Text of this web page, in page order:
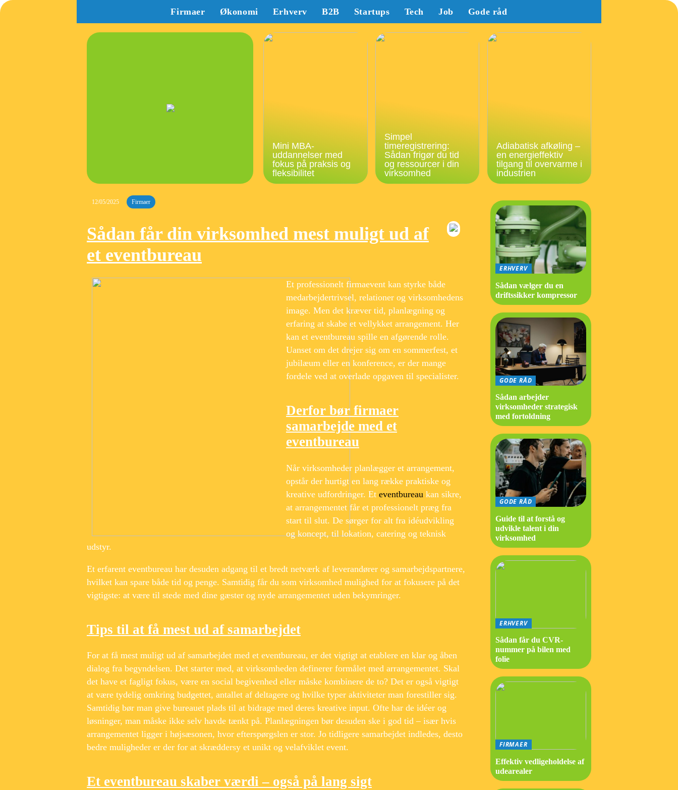
Firmaer Økonomi Erhverv B2B Startups Tech Job Gode råd
Mini MBA-
uddannelser med
fokus på praksis og
fleksibilitet
Simpel
timeregistrering:
Sådan frigør du tid
og ressourcer i din
virksomhed
Adiabatisk afkøling –
en energieffektiv
tilgang til overvarme i
industrien
12/05/2025 Firmaer
Sådan får din virksomhed mest muligt ud af
et eventbureau
Et professionelt firmaevent kan styrke både
medarbejdertrivsel, relationer og virksomhedens
image. Men det kræver tid, planlægning og
erfaring at skabe et vellykket arrangement. Her
kan et eventbureau spille en afgørende rolle.
Uanset om det drejer sig om en sommerfest, et
jubilæum eller en konference, er der mange
fordele ved at overlade opgaven til specialister.
Derfor bør firmaer
samarbejde med et
eventbureau
Når virksomheder planlægger et arrangement,
opstår der hurtigt en lang række praktiske og
kreative udfordringer. Et eventbureau kan sikre,
at arrangementet får et professionelt præg fra
start til slut. De sørger for alt fra idéudvikling
og koncept, til lokation, catering og teknisk
udstyr.
Et erfarent eventbureau har desuden adgang til et bredt netværk af leverandører og samarbejdspartnere,
hvilket kan spare både tid og penge. Samtidig får du som virksomhed mulighed for at fokusere på det
vigtigste: at være til stede med dine gæster og nyde arrangementet uden bekymringer.
Tips til at få mest ud af samarbejdet
For at få mest muligt ud af samarbejdet med et eventbureau, er det vigtigt at etablere en klar og åben
dialog fra begyndelsen. Det starter med, at virksomheden definerer formålet med arrangementet. Skal
det have et fagligt fokus, være en social begivenhed eller måske kombinere de to? Det er også vigtigt
at være tydelig omkring budgettet, antallet af deltagere og hvilke typer aktiviteter man forestiller sig.
Samtidig bør man give bureauet plads til at bidrage med deres kreative input. Ofte har de idéer og
løsninger, man måske ikke selv havde tænkt på. Planlægningen bør desuden ske i god tid – især hvis
arrangementet ligger i højsæsonen, hvor efterspørgslen er stor. Jo tidligere samarbejdet indledes, desto
bedre muligheder er der for at skræddersy et unikt og velafviklet event.
Et eventbureau skaber værdi – også på lang sigt
ERHVERV
Sådan vælger du en
driftssikker kompressor
GODE RÅD
Sådan arbejder
virksomheder strategisk
med fortoldning
GODE RÅD
Guide til at forstå og
udvikle talent i din
virksomhed
ERHVERV
Sådan får du CVR-
nummer på bilen med
folie
FIRMAER
Effektiv vedligeholdelse af
udearealer